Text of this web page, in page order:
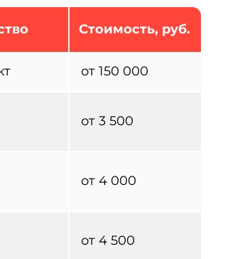
Стоимость, руб.
от 150 000
от 3 500
от 4 000
от 4 500